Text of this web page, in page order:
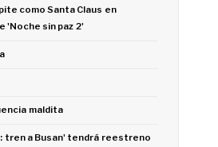
como Santa Claus en
'Noche sin paz 2'
maldita
tren a Busan' tendrá reestreno